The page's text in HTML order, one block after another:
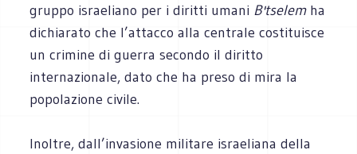
gruppo israeliano per i diritti umani B'tselemha
dichiarato che l’attacco alla centrale costituisce
un crimine di guerra secondo il diritto
internazionale, dato che ha preso di mira la
popolazione civile.
Inoltre, dall’invasione militare israeliana della